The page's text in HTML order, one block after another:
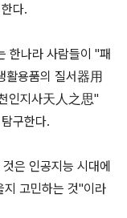
다.
한나라 사람들이 "패
활용품의 질서器用
인지사天人之思"
구한다.
은 인공지능 시대에
지 고민하는 것"이라